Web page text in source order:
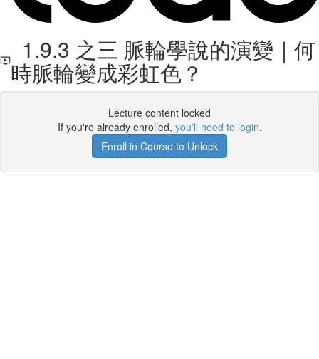
1.9.3 之三 脈輪學說的演變｜何
時脈輪變成彩虹色？
Lecture content locked
If you're already enrolled, you'll need to login.
Enroll in Course to Unlock